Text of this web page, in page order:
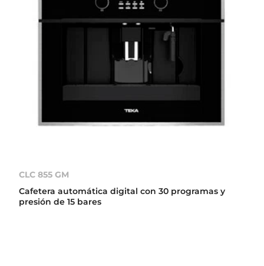
CLC 855 GM
Cafetera automática digital con 30 programas y
presión de 15 bares